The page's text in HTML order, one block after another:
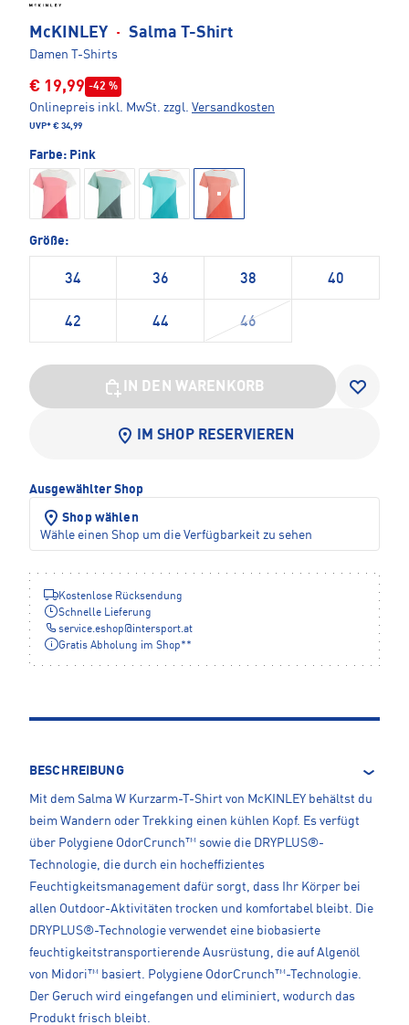
McKINLEY · Salma T-Shirt
Damen T-Shirts
€ 19,99 -42 %
Onlinepreis inkl. MwSt. zzgl. Versandkosten
UVP* € 34,99
Farbe: Pink
Größe:
34 36 38 40
42 44 46
IN DEN WARENKORB
IM SHOP RESERVIEREN
Ausgewählter Shop
Shop wählen
Wähle einen Shop um die Verfügbarkeit zu sehen
Kostenlose Rücksendung
Schnelle Lieferung
service.eshop@intersport.at
Gratis Abholung im Shop**
BESCHREIBUNG
Mit dem Salma W Kurzarm-T-Shirt von McKINLEY behältst du
beim Wandern oder Trekking einen kühlen Kopf. Es verfügt
über Polygiene OdorCrunch™ sowie die DRYPLUS®-
Technologie, die durch ein hocheffizientes
Feuchtigkeitsmanagement dafür sorgt, dass Ihr Körper bei
allen Outdoor-Aktivitäten trocken und komfortabel bleibt. Die
DRYPLUS®-Technologie verwendet eine biobasierte
feuchtigkeitstransportierende Ausrüstung, die auf Algenöl
von Midori™ basiert. Polygiene OdorCrunch™-Technologie.
Der Geruch wird eingefangen und eliminiert, wodurch das
Produkt frisch bleibt.